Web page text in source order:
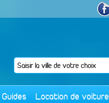
Guides Location de voiture